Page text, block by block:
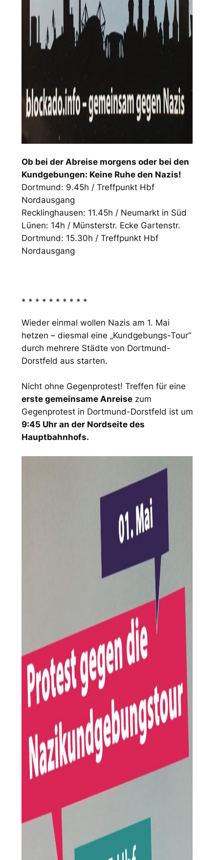
Ob bei der Abreise morgens oder bei den
Kundgebungen: Keine Ruhe den Nazis!
Dortmund: 9.45h / Treffpunkt Hbf
Nordausgang
Recklinghausen: 11.45h / Neumarkt in Süd
Lünen: 14h / Münsterstr. Ecke Gartenstr.
Dortmund: 15.30h / Treffpunkt Hbf
Nordausgang
* * * * * * * * * *
Wieder einmal wollen Nazis am 1. Mai
hetzen – diesmal eine „Kundgebungs-Tour“
durch mehrere Städte von Dortmund-
Dorstfeld aus starten.
Nicht ohne Gegenprotest! Treffen für eine
erste gemeinsame Anreisezum
Gegenprotest in Dortmund-Dorstfeld ist um
9:45 Uhr an der Nordseite des
Hauptbahnhofs.